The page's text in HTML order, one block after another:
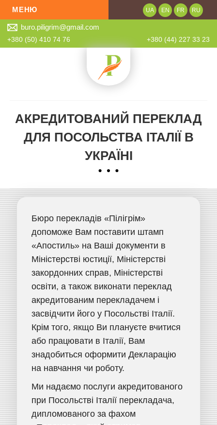
UA EN FR RU
+380 (50) 410 74 76 +380 (44) 227 33 23
buro.piligrim@gmail.com
МЕНЮ
Про нас
Партнери
АКРЕДИТОВАНИЙ ПЕРЕКЛАД
ДЛЯ ПОСОЛЬСТВА ІТАЛІЇ В
УКРАЇНІ
Бюро перекладів «Пілігрім»
допоможе Вам поставити штамп
«Апостиль» на Ваші документи в
Міністерстві юстиції, Міністерстві
закордонних справ, Міністерстві
освіти, а також виконати переклад
акредитованим перекладачем і
засвідчити його у Посольстві Італії.
Крім того, якщо Ви плануєте вчитися
або працювати в Італії, Вам
знадобиться оформити Декларацію
на навчання чи роботу.
Ми надаємо послуги акредитованого
при Посольстві Італії перекладача,
дипломованого за фахом